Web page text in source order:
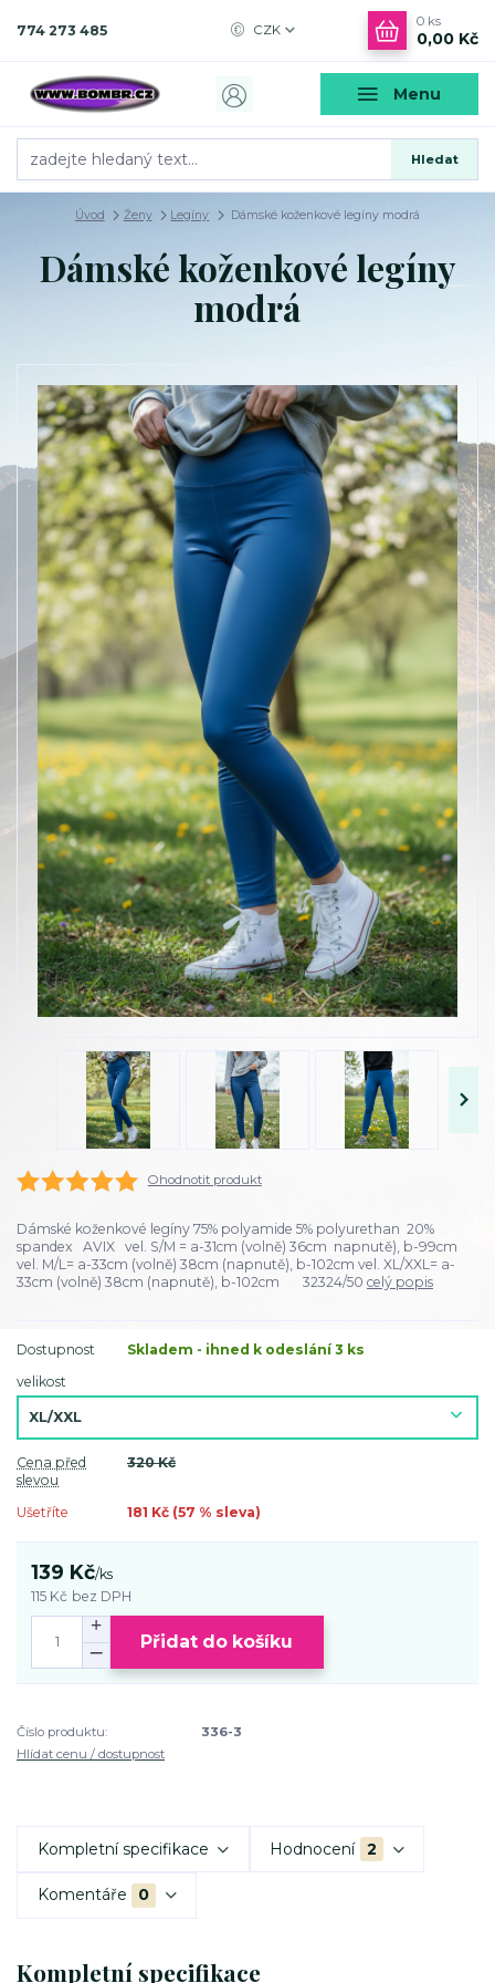
Menu
CZK
Hledat
774 273 485
0 ks
0,00 Kč
Úvod Ženy Legíny Dámské koženkové legíny modrá
Dámské koženkové legíny
modrá
Ohodnotit produkt
Dámské koženkové legíny 75% polyamide 5% polyurethan 20%
spandex AVIX vel. S/M = a-31cm (volně) 36cm napnutě), b-99cm
vel. M/L= a-33cm (volně) 38cm (napnutě), b-102cm vel. XL/XXL= a-
33cm (volně) 38cm (napnutě), b-102cm 32324/50 celý popis
Dostupnost
Skladem - ihned k odeslání 3 ks
velikost
Cena před
slevou
320 Kč
Ušetříte 181 Kč (57 % sleva)
139 Kč/ks
115 Kč bez DPH
Přidat do košíku
Číslo produktu:
336-3
Hlídat cenu / dostupnost
Kompletní specifikace Hodnocení 2
Komentáře 0
Kompletní specifikace